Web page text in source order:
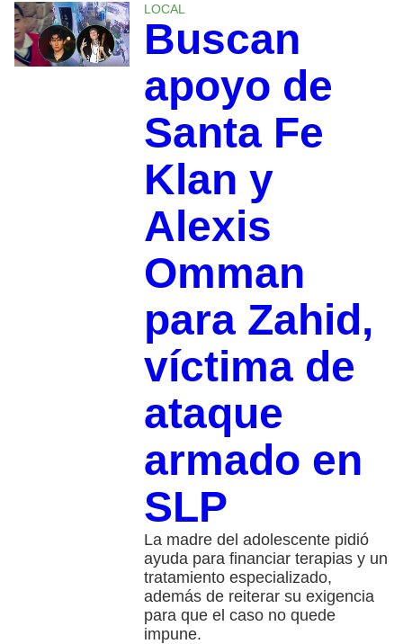
LOCAL
Buscan
apoyo de
Santa Fe
Klan y
Alexis
Omman
para Zahid,
víctima de
ataque
armado en
SLP
La madre del adolescente pidió
ayuda para financiar terapias y un
tratamiento especializado,
además de reiterar su exigencia
para que el caso no quede
impune.